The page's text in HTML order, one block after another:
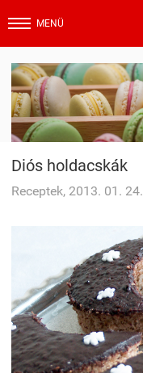
MENÜ
Diós holdacskák
Receptek, 2013. 01. 24.